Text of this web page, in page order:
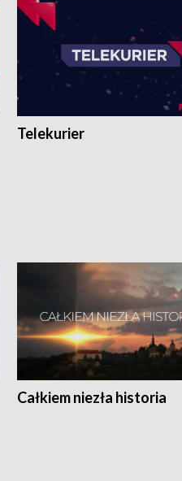
Telekurier
Całkiem niezła historia